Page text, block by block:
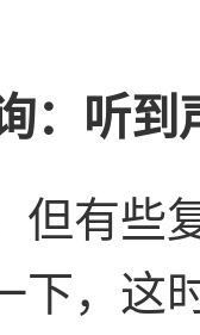
：听到
但有些
下，这